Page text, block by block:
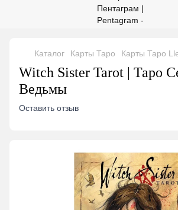
Каталог Карты Таро Карты Таро
Witch Sister Tarot | Таро
Ведьмы
Оставить отзыв